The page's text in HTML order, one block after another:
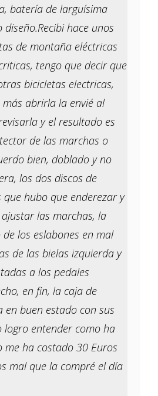
batería de larguísima
hace unos
de montaña eléctricas
tengo que decir que
bicicletas electricas,
abrirla la envié al
y el resultado es
de las marchas o
bien, doblado y no
los dos discos de
hubo que enderezar y
las marchas, la
los eslabones en mal
de las bielas izquierda y
a los pedales
en fin, la caja de
en buen estado con sus
logro entender como ha
me ha costado 30 Euros
mal que la compré el día